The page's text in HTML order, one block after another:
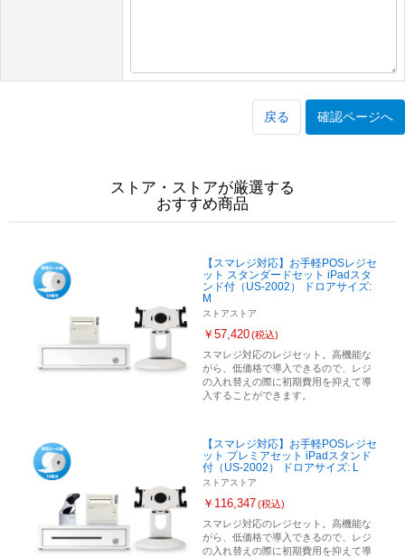
戻る 確認ページへ
ストア・ストアが厳選する
おすすめ商品
【スマレジ対応】お手軽POSレジセ
ット スタンダードセット iPadスタ
ンド付（US-2002） ドロアサイズ:
M
ストアストア
￥57,420(税込)
スマレジ対応のレジセット。高機能な
がら、低価格で導入できるので、レジ
の入れ替えの際に初期費用を抑えて導
入することができます。
【スマレジ対応】お手軽POSレジセ
ット プレミアセット iPadスタンド
付（US-2002） ドロアサイズ: L
ストアストア
￥116,347(税込)
スマレジ対応のレジセット。高機能な
がら、低価格で導入できるので、レジ
の入れ替えの際に初期費用を抑えて導